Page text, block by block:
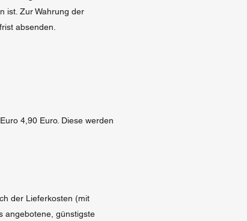
ist. Zur Wahrung der
absenden.
4,90 Euro. Diese werden
der Lieferkosten (mit
angebotene, günstigste